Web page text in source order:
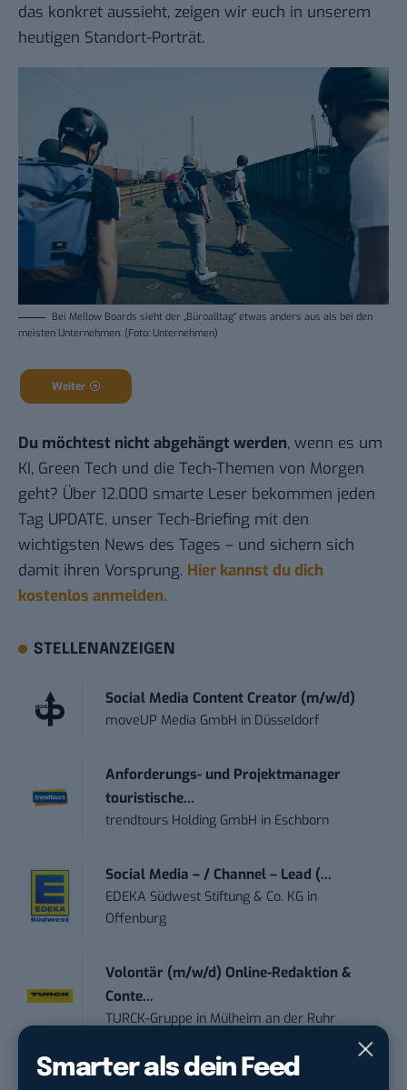
Smarter als dein Feed
das konkret aussieht, zeigen wir euch in unserem
heutigen Standort-Porträt.
Bei Mellow Boards sieht der „Büroalltag“ etwas anders aus als bei den
meisten Unternehmen. (Foto: Unternehmen)
Weiter
Du möchtest nicht abgehängt werden, wenn es um
KI, Green Tech und die Tech-Themen von Morgen
geht? Über 12.000 smarte Leser bekommen jeden
Tag UPDATE, unser Tech-Briefing mit den
wichtigsten News des Tages – und sichern sich
damit ihren Vorsprung. Hier kannst du dich
kostenlos anmelden.
STELLENANZEIGEN
Social Media Content Creator (m/w/d)
moveUP Media GmbH in Düsseldorf
Anforderungs- und Projektmanager
touristische...
trendtours Holding GmbH in Eschborn
Social Media – / Channel – Lead (...
EDEKA Südwest Stiftung & Co. KG in
Offenburg
Volontär (m/w/d) Online-Redaktion &
Conte...
TURCK-Gruppe in Mülheim an der Ruhr
Digital Forensic Analyst (f/m/d)